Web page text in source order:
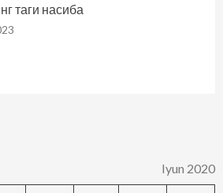
таги насиба
Iyun 2020